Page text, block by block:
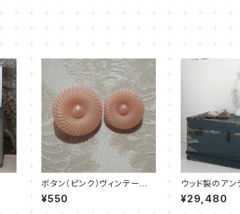
ボタン（ピンク）ヴィンテージ 1
920
¥550
ウッド製のアン
ンクボックス
¥29,480